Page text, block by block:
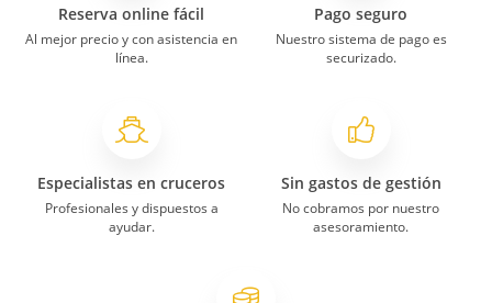
Reserva online fácil
Al mejor precio y con asistencia en
línea.
Pago seguro
Nuestro sistema de pago es
securizado.
Especialistas en cruceros
Profesionales y dispuestos a
ayudar.
Sin gastos de gestión
No cobramos por nuestro
asesoramiento.